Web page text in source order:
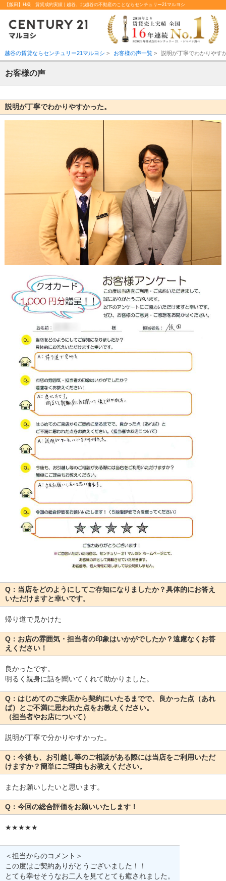
【飯田】H様 賃貸成約実績 | 越谷、北越谷の不動産のことならセンチュリー21マルヨシ
越谷の賃貸ならセンチュリー21マルヨシ > お客様の声一覧> 説明が丁寧でわかりやす
お客様の声
説明が丁寧でわかりやすかった。
Q：当店をどのようにしてご存知になりましたか？具体的にお答え
いただけますと幸いです。
帰り道で見かけた
Q：お店の雰囲気・担当者の印象はいかがでしたか？遠慮なくお答
えください！
良かったです。
明るく親身に話を聞いてくれて助かりました。
Q：はじめてのご来店から契約にいたるまでで、良かった点（あれ
ば）とご不満に思われた点をお教えください。
（担当者やお店について）
説明が丁寧で分かりやすかった。
Q：今後も、お引越し等のご相談がある際には当店をご利用いただ
けますか？簡単にご理由もお教えください。
またお願いしたいと思います。
Q：今回の総合評価をお願いいたします！
★★★★★
＜担当からのコメント＞
この度はご契約ありがとうございました！！
とても幸せそうなお二人を見てとても癒されました。